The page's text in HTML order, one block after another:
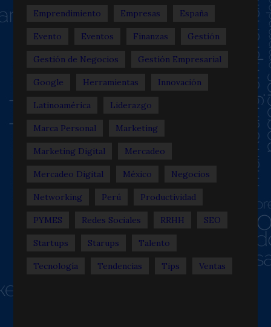
Emprendimiento Empresas España
Evento Eventos Finanzas Gestión
Gestión de Negocios Gestión Empresarial
Google Herramientas Innovación
Latinoamérica Liderazgo
Marca Personal Marketing
Marketing Digital Mercadeo
Mercadeo Digital México Negocios
Networking Perú Productividad
PYMES Redes Sociales RRHH SEO
Startups Starups Talento
Tecnología Tendencias Tips Ventas